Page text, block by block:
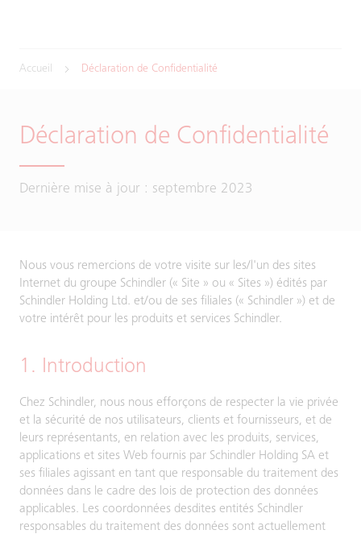
Accueil Déclaration de Confidentialité
Déclaration de Confidentialité
Dernière mise à jour : septembre 2023
Nous vous remercions de votre visite sur les/l'un des sites
Internet du groupe Schindler (« Site » ou « Sites ») édités par
Schindler Holding Ltd. et/ou de ses filiales (« Schindler ») et de
votre intérêt pour les produits et services Schindler.
1. Introduction
Chez Schindler, nous nous efforçons de respecter la vie privée
et la sécurité de nos utilisateurs, clients et fournisseurs, et de
leurs représentants, en relation avec les produits, services,
applications et sites Web fournis par Schindler Holding SA et
ses filiales agissant en tant que responsable du traitement des
données dans le cadre des lois de protection des données
applicables. Les coordonnées desdites entités Schindler
responsables du traitement des données sont actuellement